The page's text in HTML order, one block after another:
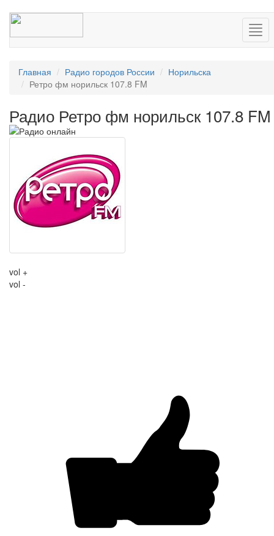
Главная Радио городов России
Норильска
Ретро фм норильск 107.8 FM
Радио Ретро фм норильск 107.8 FM
vol +
vol -